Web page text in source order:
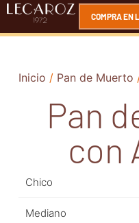
COMPRA EN
Inicio / Pan de Muerto
Pan
con
Chico
Mediano